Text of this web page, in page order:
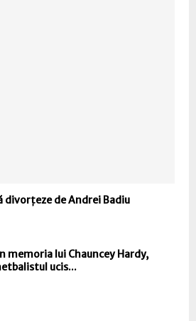
divorțeze de Andrei Badiu
memoria lui Chauncey Hardy,
ucis...